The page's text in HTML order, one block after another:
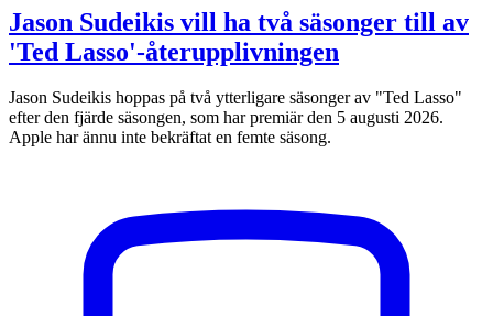
Jason Sudeikis vill ha två säsonger till av
'Ted Lasso'-återupplivningen
Jason Sudeikis hoppas på två ytterligare säsonger av "Ted Lasso"
efter den fjärde säsongen, som har premiär den 5 augusti 2026.
Apple har ännu inte bekräftat en femte säsong.